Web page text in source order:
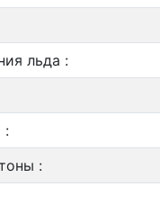
льда :
:
: